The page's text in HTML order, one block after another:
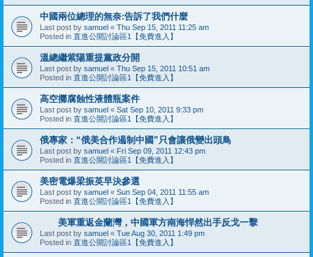
中國兩位總理的無奈:告訴了我們什麼
Last post by samuel « Thu Sep 15, 2011 11:25 am
Posted in 直進公開討論區1【免費進入】
溫總繼紫陽重提黨政分開
Last post by samuel « Thu Sep 15, 2011 10:51 am
Posted in 直進公開討論區1【免費進入】
高空擲腐蝕性液體瓶案件
Last post by samuel « Sat Sep 10, 2011 9:33 pm
Posted in 直進公開討論區1【免費進入】
俄專家：“俄美合作遏制中國”只會讓俄變出頭鳥
Last post by samuel « Fri Sep 09, 2011 12:43 pm
Posted in 直進公開討論區1【免費進入】
美密電爆梁振英早決參選
Last post by samuel « Sun Sep 04, 2011 11:55 am
Posted in 直進公開討論區1【免費進入】
美軍重返金蘭灣，中國軍方南海悍然出手反戈一擊
Last post by samuel « Tue Aug 30, 2011 1:49 pm
Posted in 直進公開討論區1【免費進入】